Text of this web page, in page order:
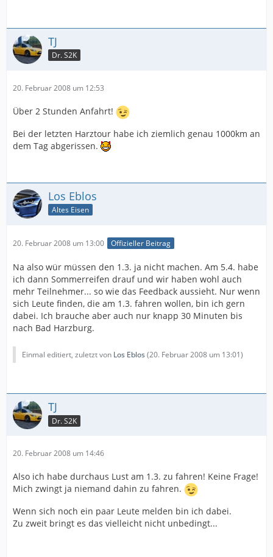
TJ
Dr. S2K
20. Februar 2008 um 12:53
Über 2 Stunden Anfahrt!
Bei der letzten Harztour habe ich ziemlich genau 1000km an
dem Tag abgerissen.
Los Eblos
Altes Eisen
20. Februar 2008 um 13:00 Offizieller Beitrag
Na also wür müssen den 1.3. ja nicht machen. Am 5.4. habe
ich dann Sommerreifen drauf und wir haben wohl auch
mehr Teilnehmer... so wie das Feedback aussieht. Nur wenn
sich Leute finden, die am 1.3. fahren wollen, bin ich gern
dabei. Ich brauche aber auch nur knapp 30 Minuten bis
nach Bad Harzburg.
Einmal editiert, zuletzt von Los Eblos (20. Februar 2008 um 13:01)
TJ
Dr. S2K
20. Februar 2008 um 14:46
Also ich habe durchaus Lust am 1.3. zu fahren! Keine Frage!
Mich zwingt ja niemand dahin zu fahren.
Wenn sich noch ein paar Leute melden bin ich dabei.
Zu zweit bringt es das vielleicht nicht unbedingt...